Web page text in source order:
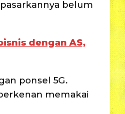
belum
dengan AS,
ponsel 5G.
memakai